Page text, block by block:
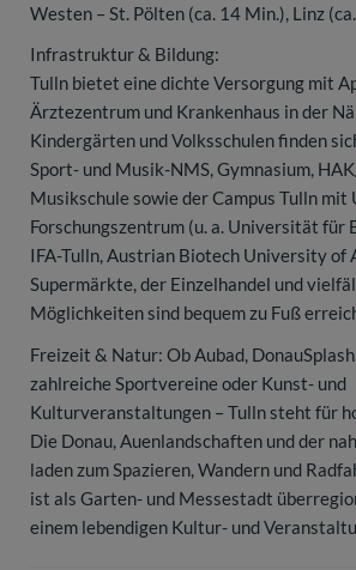
Westen – St. Pölten (ca. 14 Min.), Linz
Infrastruktur & Bildung:
Tulln bietet eine dichte Versorgung mit
Ärztezentrum und Krankenhaus in der
Kindergärten und Volksschulen finden
Sport- und Musik-NMS, Gymnasium,
Musikschule sowie der Campus Tulln
Forschungszentrum (u. a. Universität für
IFA-Tulln, Austrian Biotech University of
Supermärkte, der Einzelhandel und
Möglichkeiten sind bequem zu Fuß
Freizeit & Natur: Ob Aubad,
zahlreiche Sportvereine oder Kunst- und
Kulturveranstaltungen – Tulln steht für
Die Donau, Auenlandschaften und der
laden zum Spazieren, Wandern und
ist als Garten- und Messestadt
einem lebendigen Kultur- und